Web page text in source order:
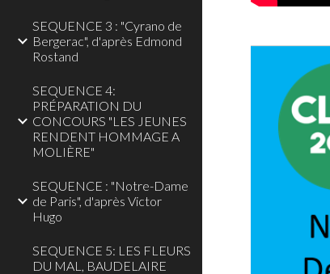
SEQUENCE 3 : "Cyrano de
Bergerac", d'après Edmond
Rostand
SEQUENCE 4:
PRÉPARATION DU
CONCOURS "LES JEUNES
RENDENT HOMMAGE A
MOLIÈRE"
SEQUENCE : "Notre-Dame
de Paris", d'après Victor
Hugo
SEQUENCE 5: LES FLEURS
DU MAL, BAUDELAIRE